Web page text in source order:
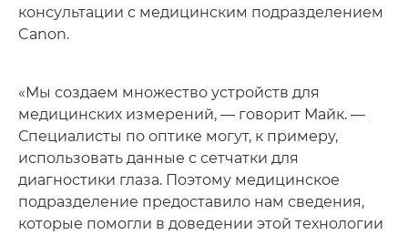
консультации с медицинским подразделением
Canon.
«Мы создаем множество устройств для
медицинских измерений, — говорит Майк. —
Специалисты по оптике могут, к примеру,
использовать данные с сетчатки для
диагностики глаза. Поэтому медицинское
подразделение предоставило нам сведения,
которые помогли в доведении этой технологии